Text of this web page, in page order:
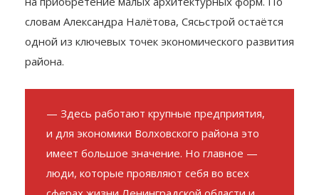
Сясьстройского городского поселения сертификат
на приобретение малых архитектурных форм. По
словам Александра Налётова, Сясьстрой остаётся
одной из ключевых точек экономического развития
района.
— Здесь работают крупные предприятия,
имеет большое значение. Но главное —